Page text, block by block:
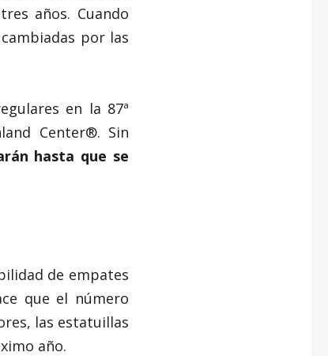
años. Cuando
por las
en la 87ª
Center®. Sin
hasta que se
de empates
que el número
las estatuillas
año.